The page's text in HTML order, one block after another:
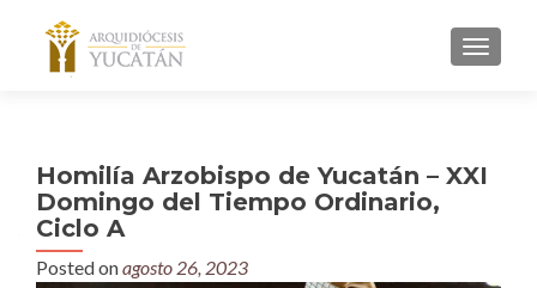
MENU
Homilía Arzobispo de Yucatán – XXI
Domingo del Tiempo Ordinario,
Ciclo A
Posted onagosto 26, 2023